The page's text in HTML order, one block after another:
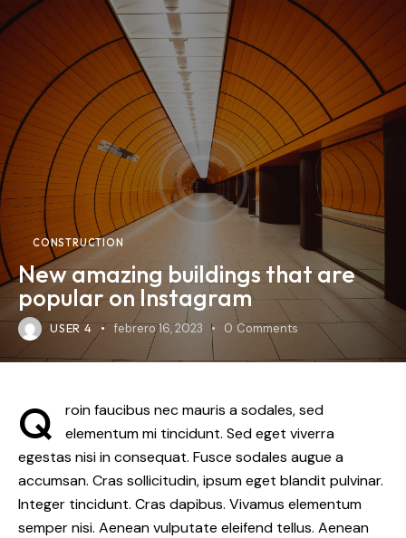
CONSTRUCTION
New amazing buildings that are
popular on Instagram
USER 4 febrero 16, 2023 0 Comments
Q
roin faucibus nec mauris a sodales, sed
elementum mi tincidunt. Sed eget viverra
egestas nisi in consequat. Fusce sodales augue a
accumsan. Cras sollicitudin, ipsum eget blandit pulvinar.
Integer tincidunt. Cras dapibus. Vivamus elementum
semper nisi. Aenean vulputate eleifend tellus. Aenean